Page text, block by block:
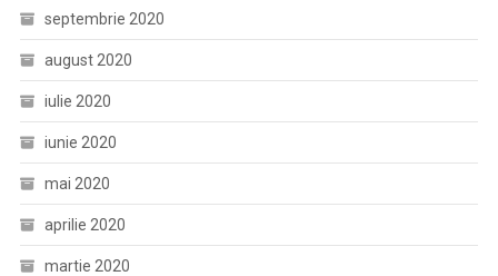
septembrie 2020
august 2020
iulie 2020
iunie 2020
mai 2020
aprilie 2020
martie 2020